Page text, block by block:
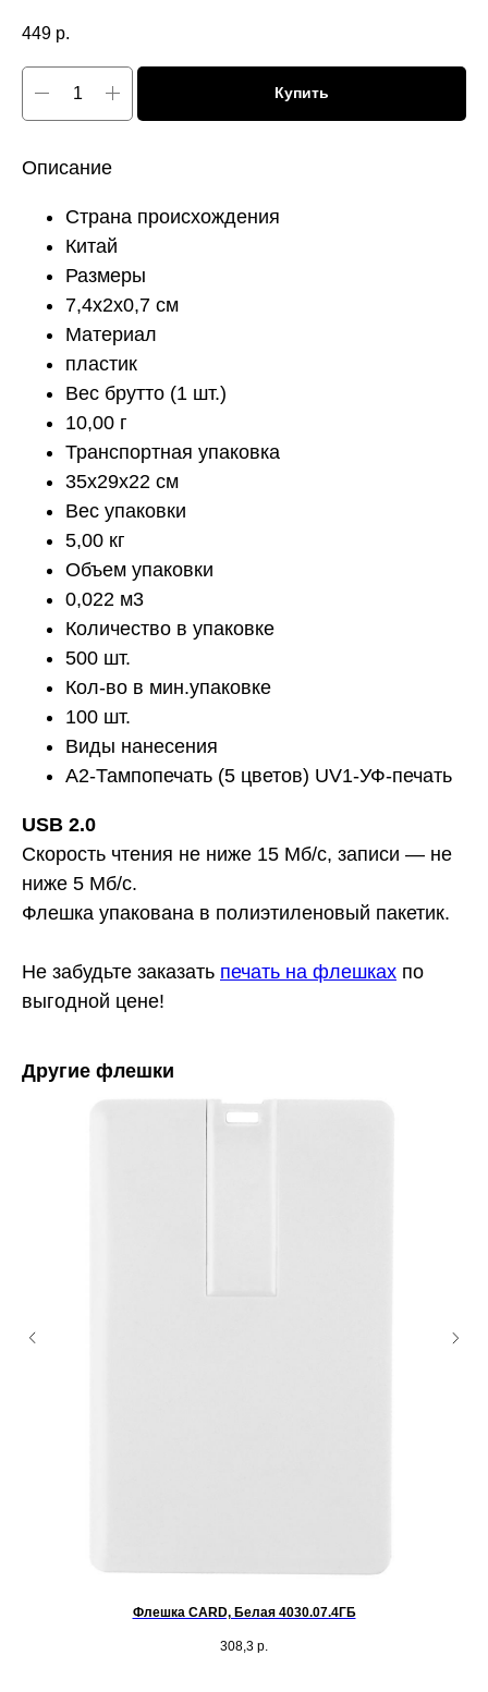
449 р.
Купить
Описание
Страна происхождения
Китай
Размеры
7,4х2х0,7 см
Материал
пластик
Вес брутто (1 шт.)
10,00 г
Транспортная упаковка
35x29x22 см
Вес упаковки
5,00 кг
Объем упаковки
0,022 м3
Количество в упаковке
500 шт.
Кол-во в мин.упаковке
100 шт.
Виды нанесения
A2-Тампопечать (5 цветов) UV1-УФ-печать
USB 2.0
Скорость чтения не ниже 15 Мб/с, записи — не
ниже 5 Мб/с.
Флешка упакована в полиэтиленовый пакетик.
Не забудьте заказать печать на флешках по
выгодной цене!
Другие флешки
Флешка CARD, Белая 4030.07.4ГБ
308,3 р.